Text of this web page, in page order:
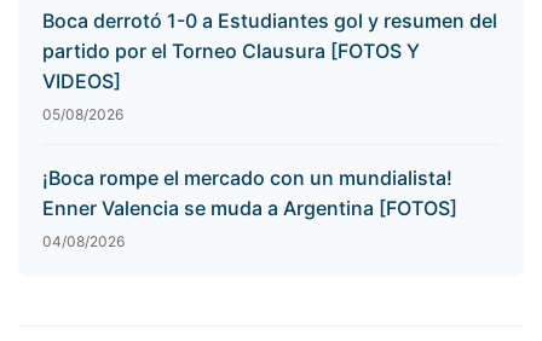
Boca derrotó 1-0 a Estudiantes gol y resumen del
partido por el Torneo Clausura [FOTOS Y
VIDEOS]
05/08/2026
¡Boca rompe el mercado con un mundialista!
Enner Valencia se muda a Argentina [FOTOS]
04/08/2026